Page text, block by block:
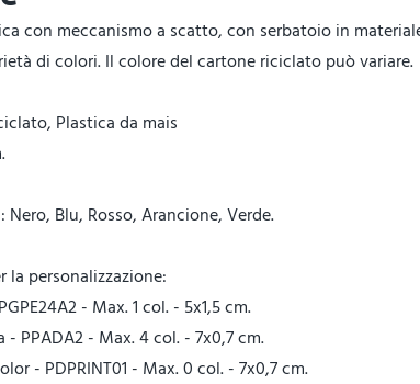
con meccanismo a scatto, con serbatoio in
di colori. Il colore del cartone riciclato può variare.
Plastica da mais
Blu, Rosso, Arancione, Verde.
la personalizzazione:
- Max. 1 col. - 5x1,5 cm.
- PPADA2 - Max. 4 col. - 7x0,7 cm.
- PDPRINT01 - Max. 0 col. - 7x0,7 cm.